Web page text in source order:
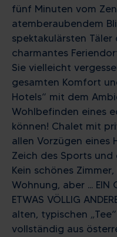
fünf Minuten vom
atemberaubendem
spektakulärsten
charmantes
Sie vielleicht
gesamten Komfort
Hotels“ mit dem
Wohlbefinden eines
können! Chalet mit
allen Vorzügen eines
Zeich des Sports und
Kein schönes
Wohnung, aber ... EIN
ETWAS VÖLLIG
alten, typischen
vollständig aus